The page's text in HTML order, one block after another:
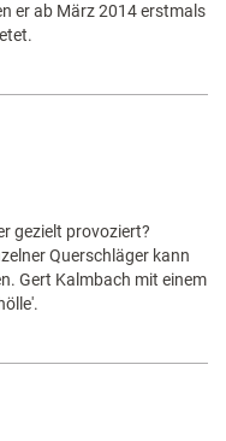
er ab März 2014 erstmals
gezielt provoziert?
Querschläger kann
Gert Kalmbach mit einem